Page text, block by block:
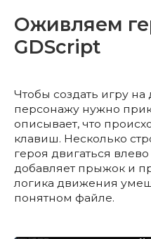
Оживляем
GDScript
Чтобы создать игру
персонажу нужно
описывает, что
клавиш. Несколько
героя двигаться
добавляет прыжок и
логика движения
понятном файле.